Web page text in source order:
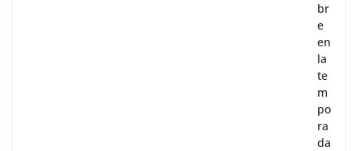
br
e
en
la
te
m
po
ra
da